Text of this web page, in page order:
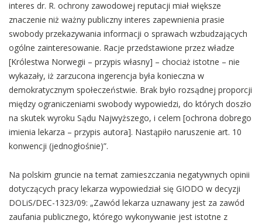
interes dr. R. ochrony zawodowej reputacji miał większe
znaczenie niż ważny publiczny interes zapewnienia prasie
swobody przekazywania informacji o sprawach wzbudzających
ogólne zainteresowanie. Racje przedstawione przez władze
[Królestwa Norwegii – przypis własny] – chociaż istotne – nie
wykazały, iż zarzucona ingerencja była konieczna w
demokratycznym społeczeństwie. Brak było rozsądnej proporcji
między ograniczeniami swobody wypowiedzi, do których doszło
na skutek wyroku Sądu Najwyższego, i celem [ochrona dobrego
imienia lekarza – przypis autora]. Nastąpiło naruszenie art. 10
konwencji (jednogłośnie)”.
Na polskim gruncie na temat zamieszczania negatywnych opinii
dotyczących pracy lekarza wypowiedział się GIODO w decyzji
DOLiS/DEC-1323/09: „Zawód lekarza uznawany jest za zawód
zaufania publicznego, którego wykonywanie jest istotne z